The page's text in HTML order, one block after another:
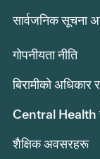
सार्वजनिक सूचना
गोपनीयता नीति
बिरामीको अधिकार
Central Health
शैक्षिक अवसरहरू